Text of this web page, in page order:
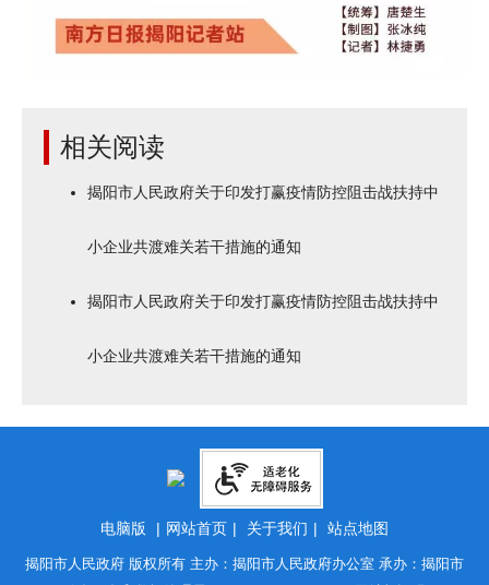
相关阅读
揭阳市人民政府关于印发打赢疫情防控阻击战扶持中
小企业共渡难关若干措施的通知
揭阳市人民政府关于印发打赢疫情防控阻击战扶持中
小企业共渡难关若干措施的通知
电脑版 | 网站首页 | 关于我们 | 站点地图
揭阳市人民政府 版权所有 主办：揭阳市人民政府办公室 承办：揭阳市